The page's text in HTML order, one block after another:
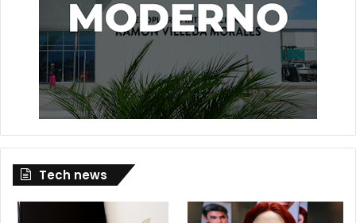
Tech news